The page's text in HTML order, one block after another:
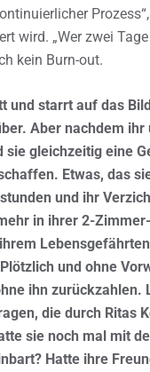
wird. „Wer zwei
kein Burn-out.
und starrt auf das
Aber nachdem
sie gleichzeitig eine
Etwas, das
und ihr
in ihrer 2-
und ohne
ihn
die durch Ritas
sie noch mal mit
Hatte ihre